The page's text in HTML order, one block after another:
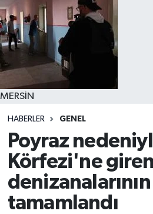
MERSİN
HABERLER GENEL
Poyraz
Körfezi'ne giren
tamamlandı